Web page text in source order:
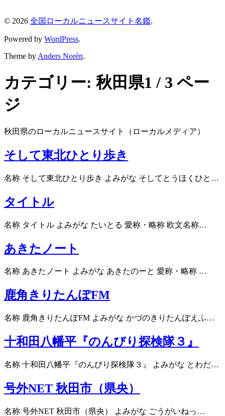
© 2026 全国ローカルニュースサイト名鑑.
Powered by WordPress.
Theme by Anders Norén.
カテゴリー:秋田県1 / 3 ペー
ジ
秋田県のローカルニュースサイト（ローカルメディア）
そして東北ひとり歩き
名称 そして東北ひとり歩き よみがな そしてとうほくひと…
タイトル
名称 タイトル よみがな たいとる 愛称・略称 欧文名称…
あきたノート
名称 あきたノート よみがな あきたのーと 愛称・略称 …
鹿角きりたんぽFM
名称 鹿角きりたんぽFM よみがな かづのきりたんぽえふ…
十和田八幡平『のんびり探検隊３』
名称 十和田八幡平『のんびり探検隊３』 よみがな とわだ…
号外NET 秋田市（県央）
名称 号外NET 秋田市（県央） よみがな ごうがいねっ…